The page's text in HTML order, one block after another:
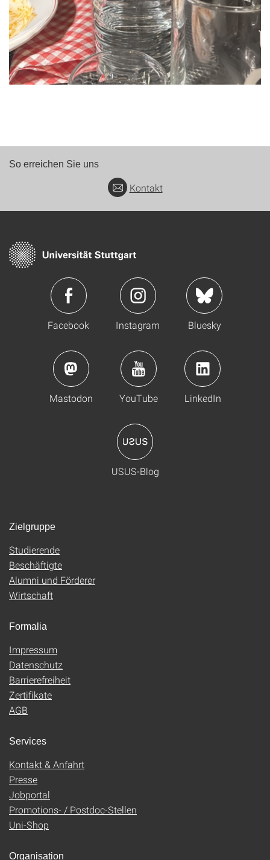
So erreichen Sie uns
Kontakt
Facebook Instagram Bluesky
Mastodon YouTube LinkedIn
USUS-Blog
Zielgruppe
Studierende
Beschäftigte
Alumni und Förderer
Wirtschaft
Formalia
Impressum
Datenschutz
Barrierefreiheit
Zertifikate
AGB
Services
Kontakt & Anfahrt
Presse
Jobportal
Promotions- / Postdoc-Stellen
Uni-Shop
Organisation